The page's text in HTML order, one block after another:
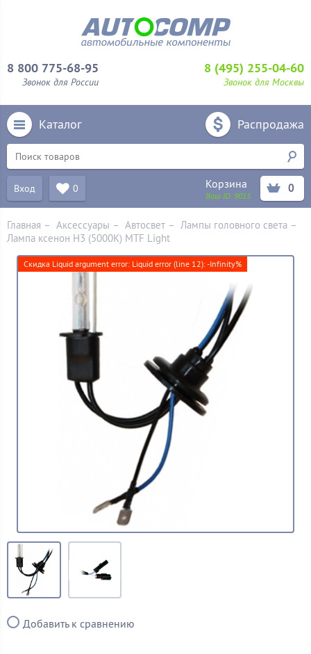
8 800 775-68-95
Звонок для России
8 (495) 255-04-60
Звонок для Москвы
Каталог Распродажа
Вход 0 Корзина
Ваш ID: 9015
0
Главная – Аксессуары – Aвтосвет – Лампы головного света –
Лампа ксенон H3 (5000K) MTF Light
Скидка Liquid argument error: Liquid error (line 12): -Infinity%
Добавить к сравнению